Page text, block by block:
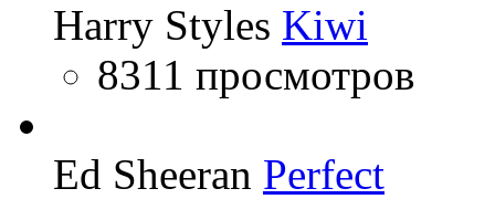
Harry Styles Kiwi
8311 просмотров
Ed Sheeran Perfect